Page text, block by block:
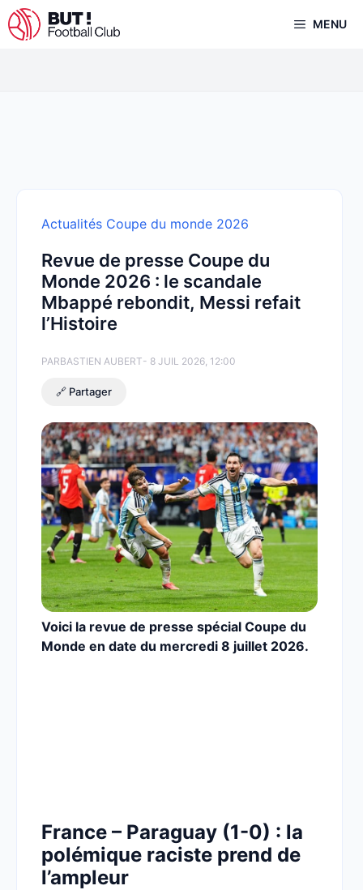
Aller
au
MENU
Actualités Coupe du monde 2026
Revue de presse Coupe du
Monde 2026 : le scandale
Mbappé rebondit, Messi refait
l’Histoire
PARBASTIEN AUBERT- 8 JUIL 2026, 12:00
🔗 Partager
Voici la revue de presse spécial Coupe du
Monde en date du mercredi 8 juillet 2026.
France – Paraguay (1-0) : la
polémique raciste prend de
l’ampleur